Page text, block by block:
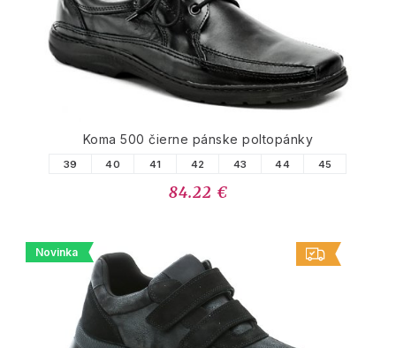
Koma 500 čierne pánske poltopánky
39 40 41 42 43 44 45
84.22 €
Novinka